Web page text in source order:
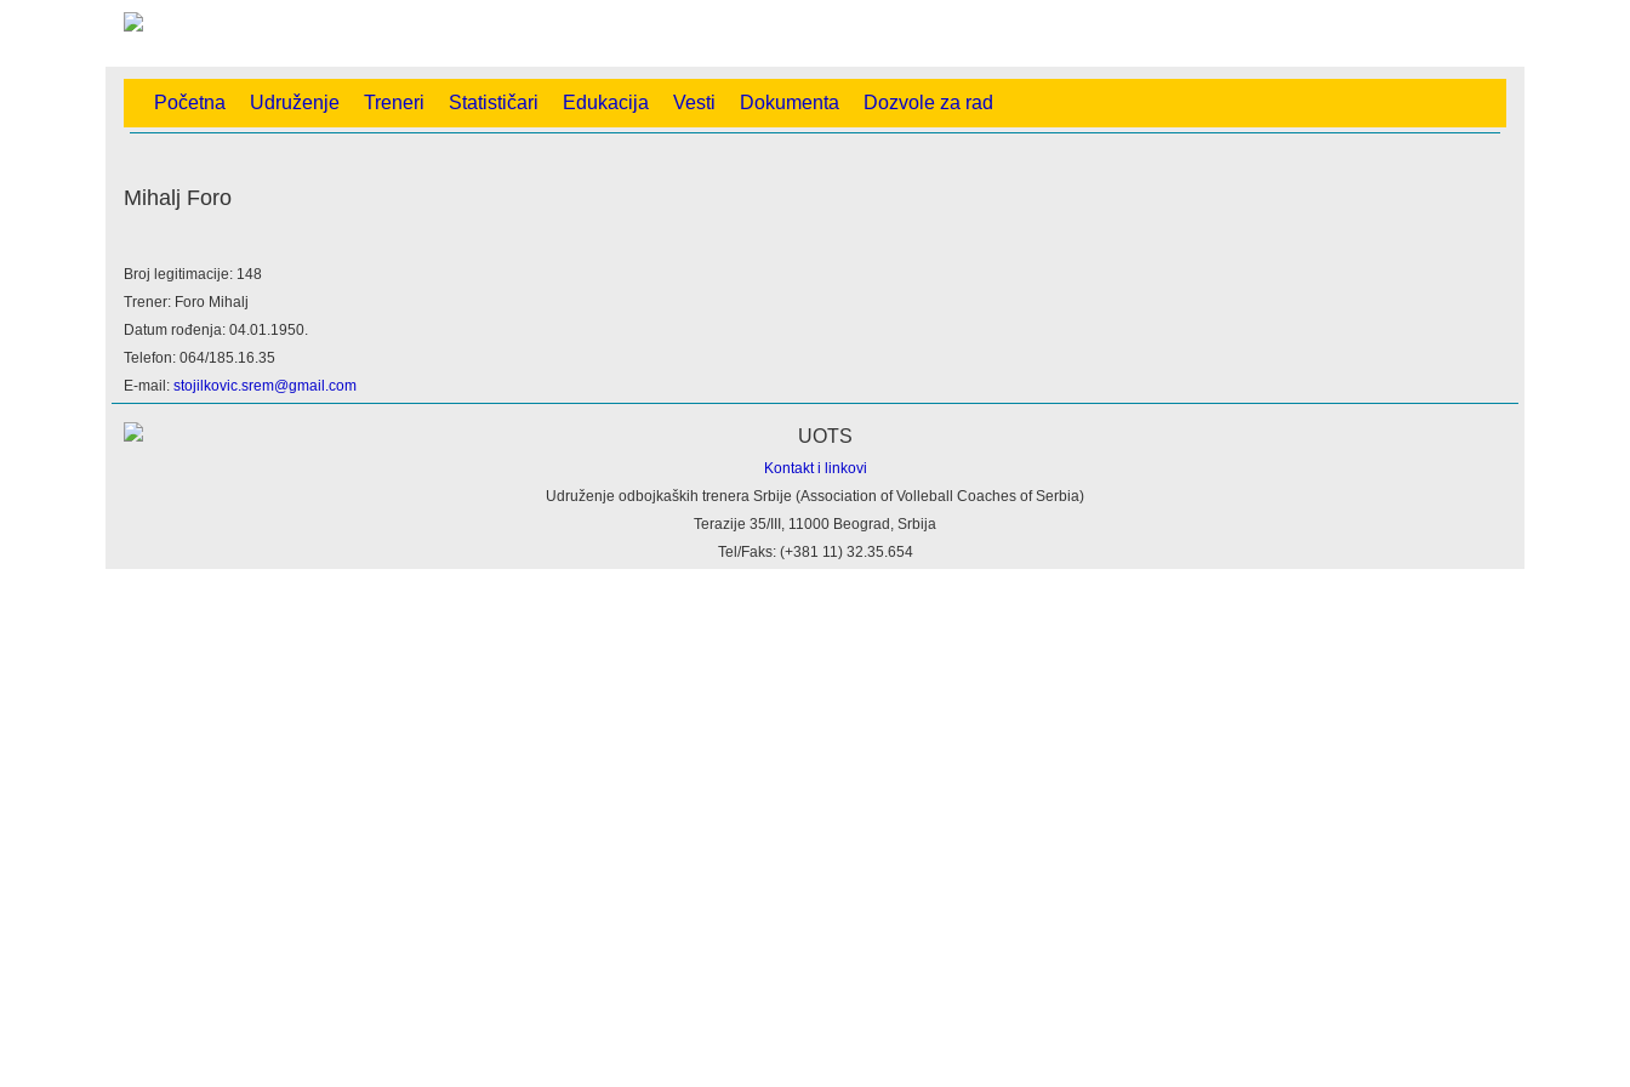
Početna Udruženje Treneri Statističari Edukacija Vesti Dokumenta Dozvole za rad
Mihalj Foro
Broj legitimacije: 148
Trener: Foro Mihalj
Datum rođenja: 04.01.1950.
Telefon: 064/185.16.35
E-mail: stojilkovic.srem@gmail.com
Kontakt i linkovi
Udruženje odbojkaških trenera Srbije (Association of Volleball Coaches of Serbia)
Terazije 35/III, 11000 Beograd, Srbija
Tel/Faks: (+381 11) 32.35.654